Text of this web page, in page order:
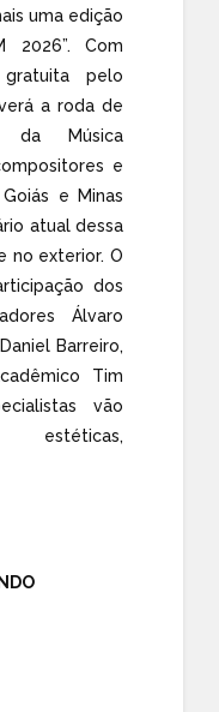
uma edição
2026”. Com
pelo
a roda de
da Música
e
e Minas
atual dessa
no exterior. O
dos
Álvaro
Barreiro,
Tim
vão